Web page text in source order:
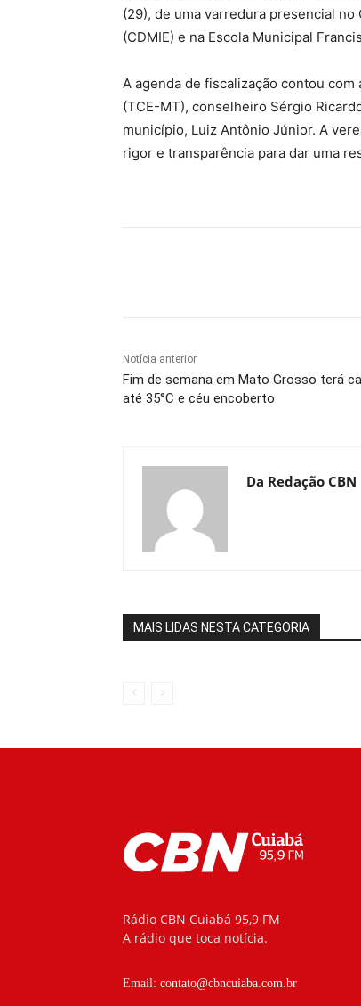
(29), de uma varredura presencial
(CDMIE) e na Escola Municipal
A agenda de fiscalização contou
(TCE-MT), conselheiro Sérgio
município, Luiz Antônio Júnior. A
rigor e transparência para dar uma
Notícia anterior
Fim de semana em Mato Grosso terá
até 35°C e céu encoberto
Da Redação CBN
MAIS LIDAS NESTA CATEGORIA
Rádio CBN Cuiabá 95,9 FM
A rádio que toca notícia.
Email: contato@cbncuiaba.com.br